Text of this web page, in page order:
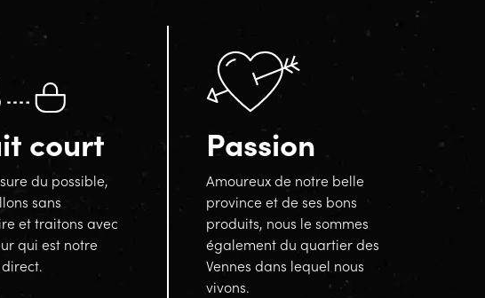
court
du possible,
sans
et traitons avec
qui est notre
Passion
Amoureux de notre belle
province et de ses bons
produits, nous le sommes
également du quartier des
Vennes dans lequel nous
vivons.